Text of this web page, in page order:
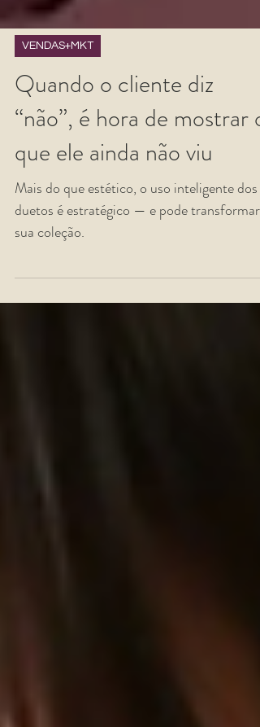
VENDAS+MKT
Quando o cliente diz
“não”, é hora de mostrar o
que ele ainda não viu
Mais do que estético, o uso inteligente dos
sua coleção.